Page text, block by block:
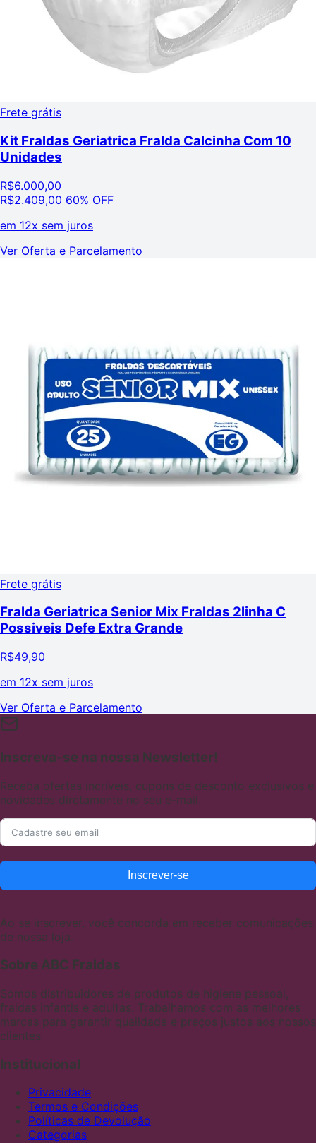
Frete grátis
Kit Fraldas Geriatrica Fralda Calcinha Com 10
Unidades
R$6.000,00
R$2.409,00 60% OFF
em 12x sem juros
Ver Oferta e Parcelamento
Frete grátis
Fralda Geriatrica Senior Mix Fraldas 2linha C
Possiveis Defe Extra Grande
R$49,90
em 12x sem juros
Ver Oferta e Parcelamento
Inscreva-se na nossa Newsletter!
Receba ofertas incríveis, cupons de desconto exclusivos e
novidades diretamente no seu e-mail.
Inscrever-se
Ao se inscrever, você concorda em receber comunicações
de nossa loja.
Sobre ABC Fraldas
Somos distribuidores de produtos de higiene pessoal,
fraldas infantis e adultas. Trabalhamos com as melhores
marcas para garantir qualidade e preços justos aos nossos
clientes
Institucional
Privacidade
Termos e Condições
Políticas de Devolução
Categorias